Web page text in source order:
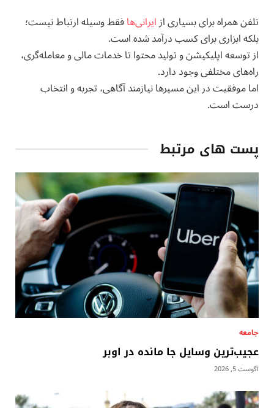
تلفن همراه برای بسیاری ازایرانی‌هافقط وسیله ارتباط نیست؛
بلکه ابزاری برای کسب درآمد شده است.
از توسعه اپلیکیشن و تولید محتوا تا خدمات مالی و معامله‌گری،
راه‌های مختلفی وجود دارد.
اما موفقیت در این مسیرها نیازمند آگاهی، تجربه و انتخاب
درست است.
پست های مرتبط
جامعه
عجیب‌ترین وسایل جا مانده در اوبر
آگوست 5, 2026